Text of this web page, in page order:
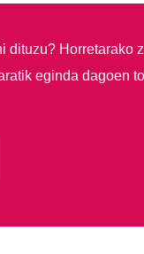
dituzu? Horretarako
eginda dagoen